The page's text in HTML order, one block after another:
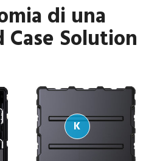
di una
Solution
K